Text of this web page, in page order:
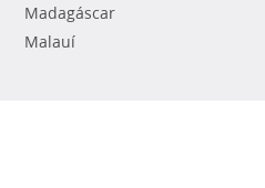
Madagáscar
Malauí